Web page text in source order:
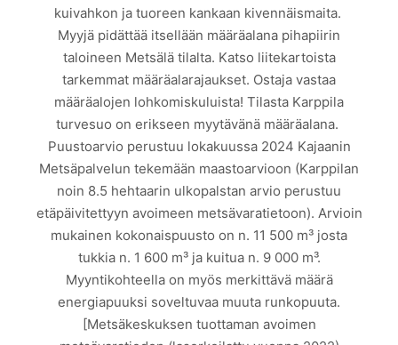
kuivahkon ja tuoreen kankaan kivennäismaita.
Myyjä pidättää itsellään määräalana pihapiirin
taloineen Metsälä tilalta. Katso liitekartoista
tarkemmat määräalarajaukset. Ostaja vastaa
määräalojen lohkomiskuluista! Tilasta Karppila
turvesuo on erikseen myytävänä määräalana.
Puustoarvio perustuu lokakuussa 2024 Kajaanin
Metsäpalvelun tekemään maastoarvioon (Karppilan
noin 8.5 hehtaarin ulkopalstan arvio perustuu
etäpäivitettyyn avoimeen metsävaratietoon). Arvioin
mukainen kokonaispuusto on n. 11 500 m³ josta
tukkia n. 1 600 m³ ja kuitua n. 9 000 m³.
Myyntikohteella on myös merkittävä määrä
energiapuuksi soveltuvaa muuta runkopuuta.
[Metsäkeskuksen tuottaman avoimen